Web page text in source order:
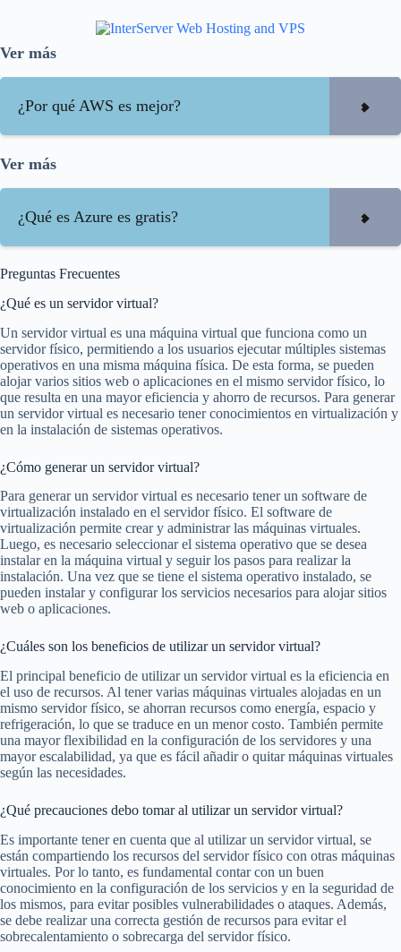
Ver más
¿Por qué AWS es mejor?
Ver más
¿Qué es Azure es gratis?
Preguntas Frecuentes
¿Qué es un servidor virtual?
Un servidor virtual es una máquina virtual que funciona como un
servidor físico, permitiendo a los usuarios ejecutar múltiples sistemas
operativos en una misma máquina física. De esta forma, se pueden
alojar varios sitios web o aplicaciones en el mismo servidor físico, lo
que resulta en una mayor eficiencia y ahorro de recursos. Para generar
un servidor virtual es necesario tener conocimientos en virtualización y
en la instalación de sistemas operativos.
¿Cómo generar un servidor virtual?
Para generar un servidor virtual es necesario tener un software de
virtualización instalado en el servidor físico. El software de
virtualización permite crear y administrar las máquinas virtuales.
Luego, es necesario seleccionar el sistema operativo que se desea
instalar en la máquina virtual y seguir los pasos para realizar la
instalación. Una vez que se tiene el sistema operativo instalado, se
pueden instalar y configurar los servicios necesarios para alojar sitios
web o aplicaciones.
¿Cuáles son los beneficios de utilizar un servidor virtual?
El principal beneficio de utilizar un servidor virtual es la eficiencia en
el uso de recursos. Al tener varias máquinas virtuales alojadas en un
mismo servidor físico, se ahorran recursos como energía, espacio y
refrigeración, lo que se traduce en un menor costo. También permite
una mayor flexibilidad en la configuración de los servidores y una
mayor escalabilidad, ya que es fácil añadir o quitar máquinas virtuales
según las necesidades.
¿Qué precauciones debo tomar al utilizar un servidor virtual?
Es importante tener en cuenta que al utilizar un servidor virtual, se
están compartiendo los recursos del servidor físico con otras máquinas
virtuales. Por lo tanto, es fundamental contar con un buen
conocimiento en la configuración de los servicios y en la seguridad de
los mismos, para evitar posibles vulnerabilidades o ataques. Además,
se debe realizar una correcta gestión de recursos para evitar el
sobrecalentamiento o sobrecarga del servidor físico.